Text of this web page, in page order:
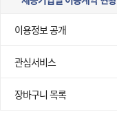
이용정보 공개
관심서비스
장바구니 목록